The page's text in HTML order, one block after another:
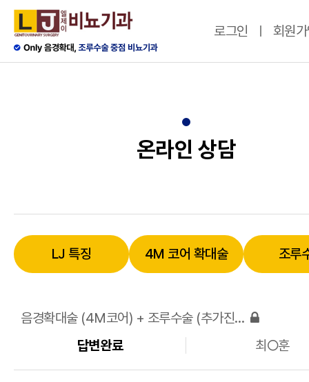
로그인 회원
온라인 상담
LJ 특징 4M 코어 확대술 조루
음경확대술 (4M코어) + 조루수술 (추가진피) 비용 및 상담
답변완료
최○훈